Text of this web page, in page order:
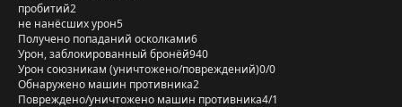
пробитий2
не нанёсших урон5
Получено попаданий осколками6
Урон, заблокированный бронёй940
Урон союзникам (уничтожено/повреждений)0/0
Обнаружено машин противника2
Повреждено/уничтожено машин противника4/1